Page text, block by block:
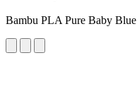
Bambu PLA Pure Baby Blue